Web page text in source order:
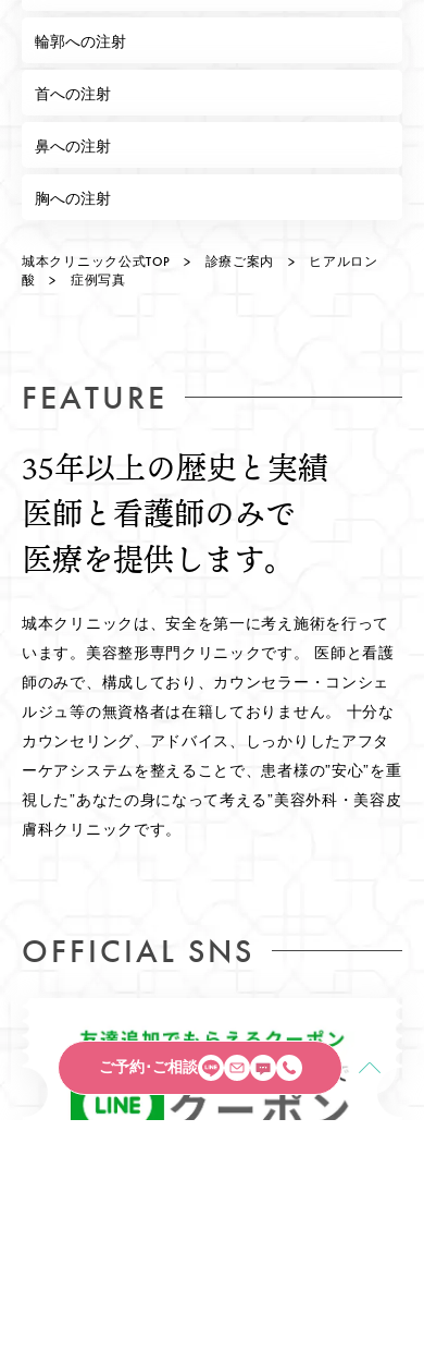
輪郭への注射
首への注射
鼻への注射
胸への注射
城本クリニック公式TOP > 診療ご案内 >
ヒアルロン
酸
> 症例写真
FEATURE
35年以上の歴史と実績
医師と看護師のみで
医療を提供します。
城本クリニックは、安全を第一に考え施術を行って
います。美容整形専門クリニックです。 医師と看護
師のみで、構成しており、カウンセラー・コンシェ
ルジュ等の無資格者は在籍しておりません。 十分な
カウンセリング、アドバイス、しっかりしたアフタ
ーケアシステムを整えることで、患者様の”安心”を重
視した”あなたの身になって考える”美容外科・美容皮
膚科クリニックです。
OFFICIAL SNS
ご予約･ご相談